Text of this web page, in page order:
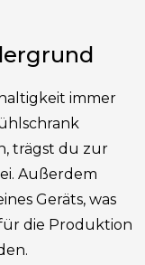
immer
trägst du zur
Außerdem
Geräts, was
die Produktion